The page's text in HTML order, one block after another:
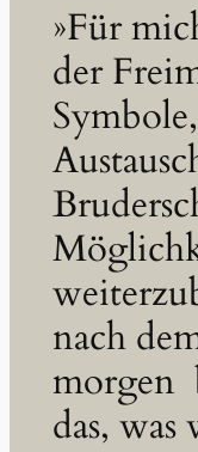
»Für
der
nach
morgen
das, was